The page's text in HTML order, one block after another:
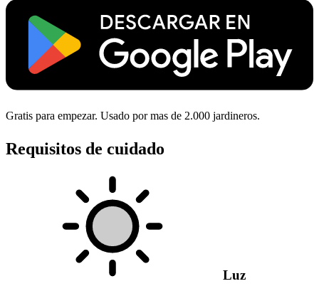
Gratis para empezar. Usado por mas de 2.000 jardineros.
Requisitos de cuidado
Luz